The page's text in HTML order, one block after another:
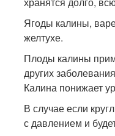
Ягоды калины,
желтухе.
Плоды калины
других
Калина понижает
В случае если
с давлением и